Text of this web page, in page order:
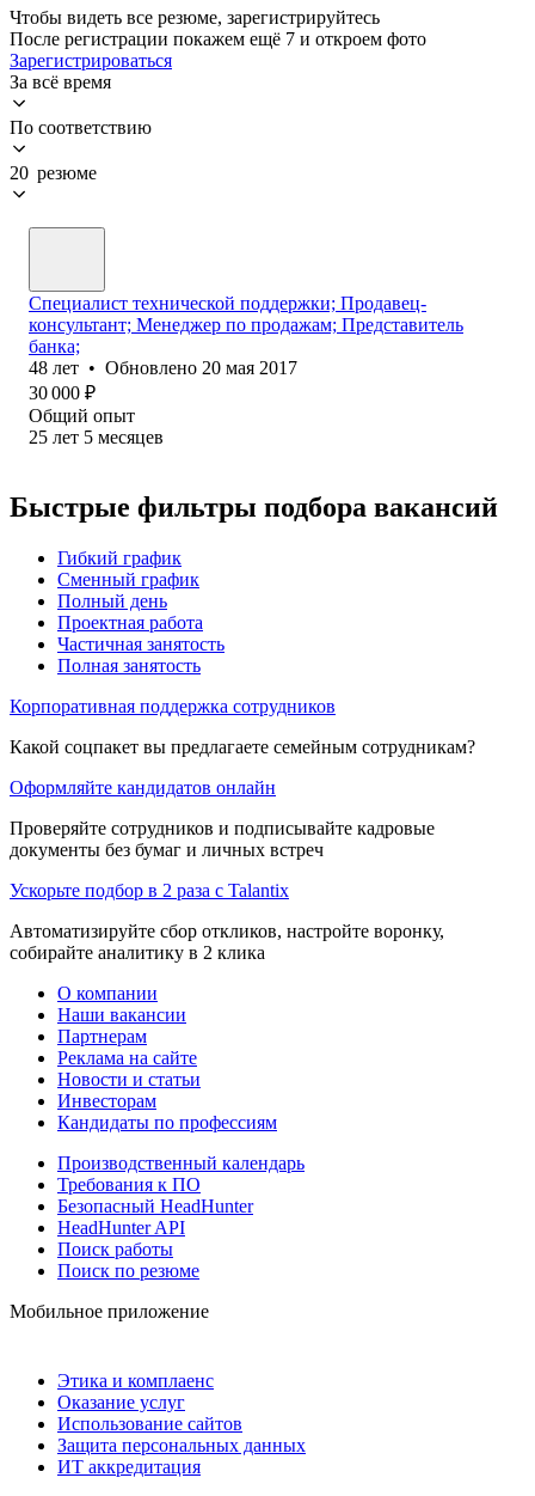
Чтобы видеть все резюме, зарегистрируйтесь
После регистрации покажем ещё 7 и откроем фото
Зарегистрироваться
За всё время
По соответствию
20 резюме
Специалист технической поддержки; Продавец-
консультант; Менеджер по продажам; Представитель
банка;
48 лет • Обновлено 20 мая 2017
30 000 ₽
Общий опыт
25 лет 5 месяцев
Быстрые фильтры подбора вакансий
Гибкий график
Сменный график
Полный день
Проектная работа
Частичная занятость
Полная занятость
Корпоративная поддержка сотрудников
Какой соцпакет вы предлагаете семейным сотрудникам?
Оформляйте кандидатов онлайн
Проверяйте сотрудников и подписывайте кадровые
документы без бумаг и личных встреч
Ускорьте подбор в 2 раза с Talantix
Автоматизируйте сбор откликов, настройте воронку,
собирайте аналитику в 2 клика
О компании
Наши вакансии
Партнерам
Реклама на сайте
Новости и статьи
Инвесторам
Кандидаты по профессиям
Производственный календарь
Требования к ПО
Безопасный HeadHunter
HeadHunter API
Поиск работы
Поиск по резюме
Мобильное приложение
Этика и комплаенс
Оказание услуг
Использование сайтов
Защита персональных данных
ИТ аккредитация